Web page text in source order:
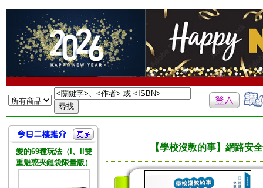
愛的69種玩法（I、II雙
重魅惑夾鏈袋限量版）
【學校沒教的事】網路安